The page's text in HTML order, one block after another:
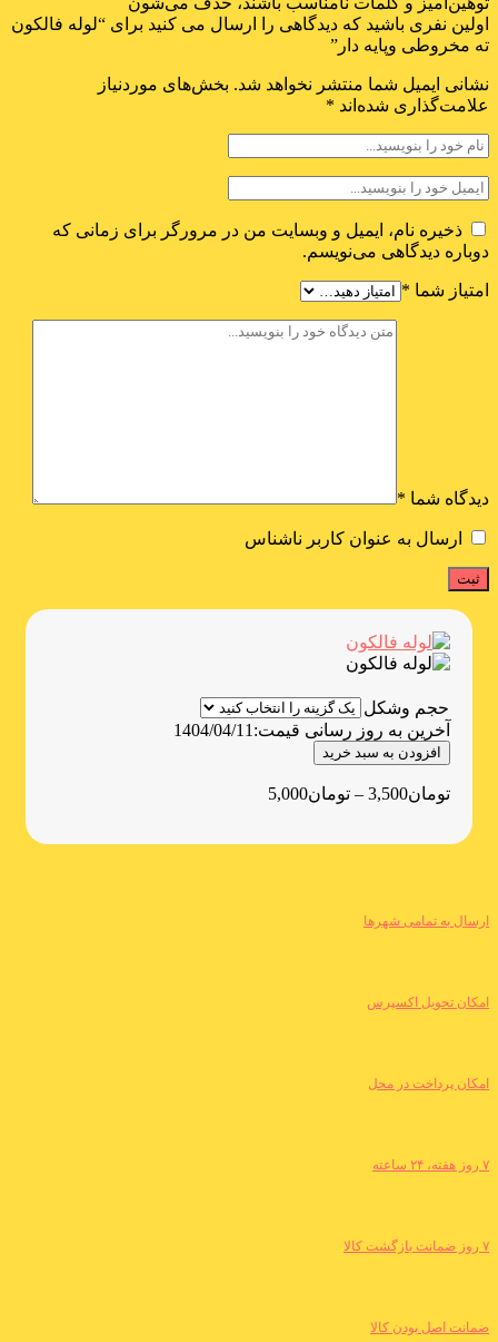
اولین نفری باشید که دیدگاهی را ارسال می کنید برای “لوله فالکون
ته مخروطی وپایه دار”
نشانی ایمیل شما منتشر نخواهد شد. بخش‌های موردنیاز
علامت‌گذاری شده‌اند *
ذخیره نام، ایمیل و وبسایت من در مرورگر برای زمانی که
دوباره دیدگاهی می‌نویسم.
امتیاز شما *
دیدگاه شما *
ارسال به عنوان کاربر ناشناس
حجم وشکل
آخرین به روز رسانی قیمت: 1404/04/11
افزودن به سبد خرید
تومان3,500
– تومان5,000
ارسال به تمامی شهرها
امکان تحویل اکسپرس
امکان پرداخت در محل
۷ روز هفته، ۲۴ ساعته
۷ روز ضمانت بازگشت کالا
ضمانت اصل بودن کالا